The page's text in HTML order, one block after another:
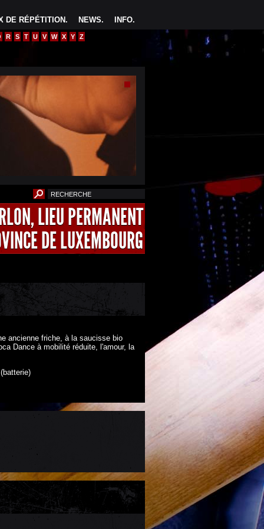
INFO.
NEWS.
DE RÉPÉTITION.
R S T U V W X Y Z
LIEU PERMANENT
DE LUXEMBOURG
ancienne friche, à la saucisse bio
Dance à mobilité réduite, l'amour, la